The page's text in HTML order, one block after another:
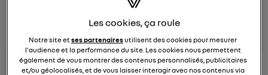
posez une question
conseils Renault
consultez les
conseils
voir tous les
Les cookies, ça roule
Notre site etses partenairesutilisent des cookies pour mesurer
l'audience et la performance du site. Les cookies nous permettent
également de vous montrer des contenus personnalisés, publicitaires
et/ou géolocalisés, et de vous laisser interagir avec nos contenus via